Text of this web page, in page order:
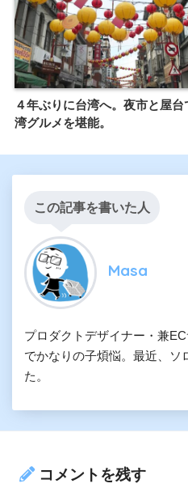
４年ぶりに台湾へ。夜市と屋台
湾グルメを堪能。
この記事を書いた人
Masa
プロダクトデザイナー・兼
でかなりの子煩悩。最近、ソ
た。
コメントを残す